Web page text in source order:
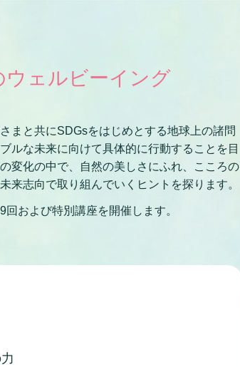
ェルビーイング
まと共にSDGsをはじめとする地球上の諸問
ルな未来に向けて具体的に行動することを目
変化の中で、自然の美しさにふれ、こころの
来志向で取り組んでいくヒントを探ります。
および特別講座を開催します。